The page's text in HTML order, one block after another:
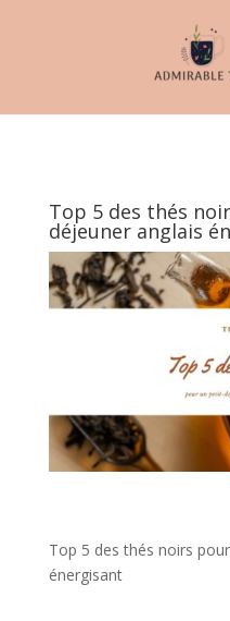
Top 5 des thés
déjeuner anglais
Top 5 des thés noirs
énergisant